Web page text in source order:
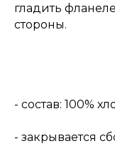
гладить
стороны.
- состав: 100%
- закрывается